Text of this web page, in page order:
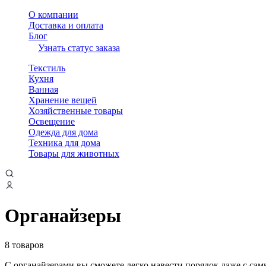
О компании
Доставка и оплата
Блог
Узнать статус заказа
Текстиль
Кухня
Ванная
Хранение вещей
Хозяйственные товары
Освещение
Одежда для дома
Техника для дома
Товары для животных
Органайзеры
8 товаров